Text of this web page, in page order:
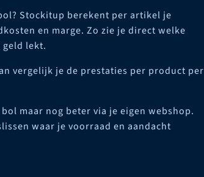
Stockitup berekent per artikel je
en marge. Zo zie je direct welke
lekt.
vergelijk je de prestaties per product per
maar nog beter via je eigen webshop.
waar je voorraad en aandacht